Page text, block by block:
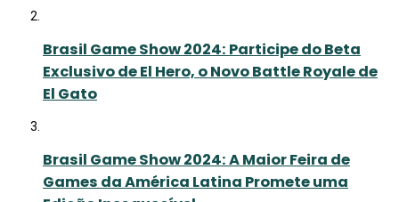
Brasil Game Show 2024: Participe do Beta
Exclusivo de El Hero, o Novo Battle Royale de
El Gato
Brasil Game Show 2024: A Maior Feira de
Games da América Latina Promete uma